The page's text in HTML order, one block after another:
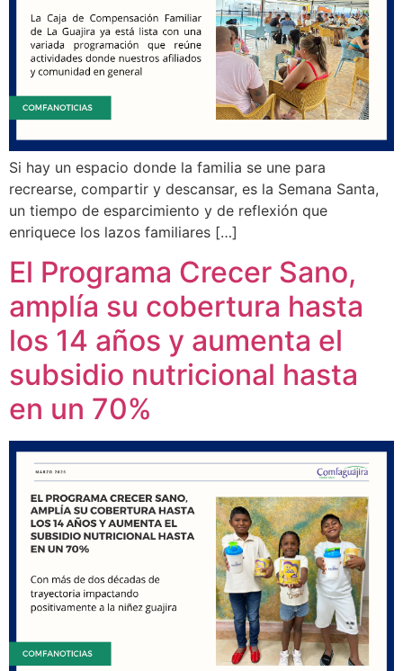
Si hay un espacio donde la familia se une para
recrearse, compartir y descansar, es la Semana Santa,
un tiempo de esparcimiento y de reflexión que
enriquece los lazos familiares […]
El Programa Crecer Sano,
amplía su cobertura hasta
los 14 años y aumenta el
subsidio nutricional hasta
en un 70%